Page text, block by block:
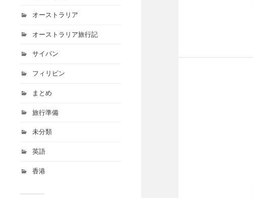
オーストラリア
オーストラリア旅行記
サイパン
フィリピン
まとめ
旅行準備
未分類
英語
香港